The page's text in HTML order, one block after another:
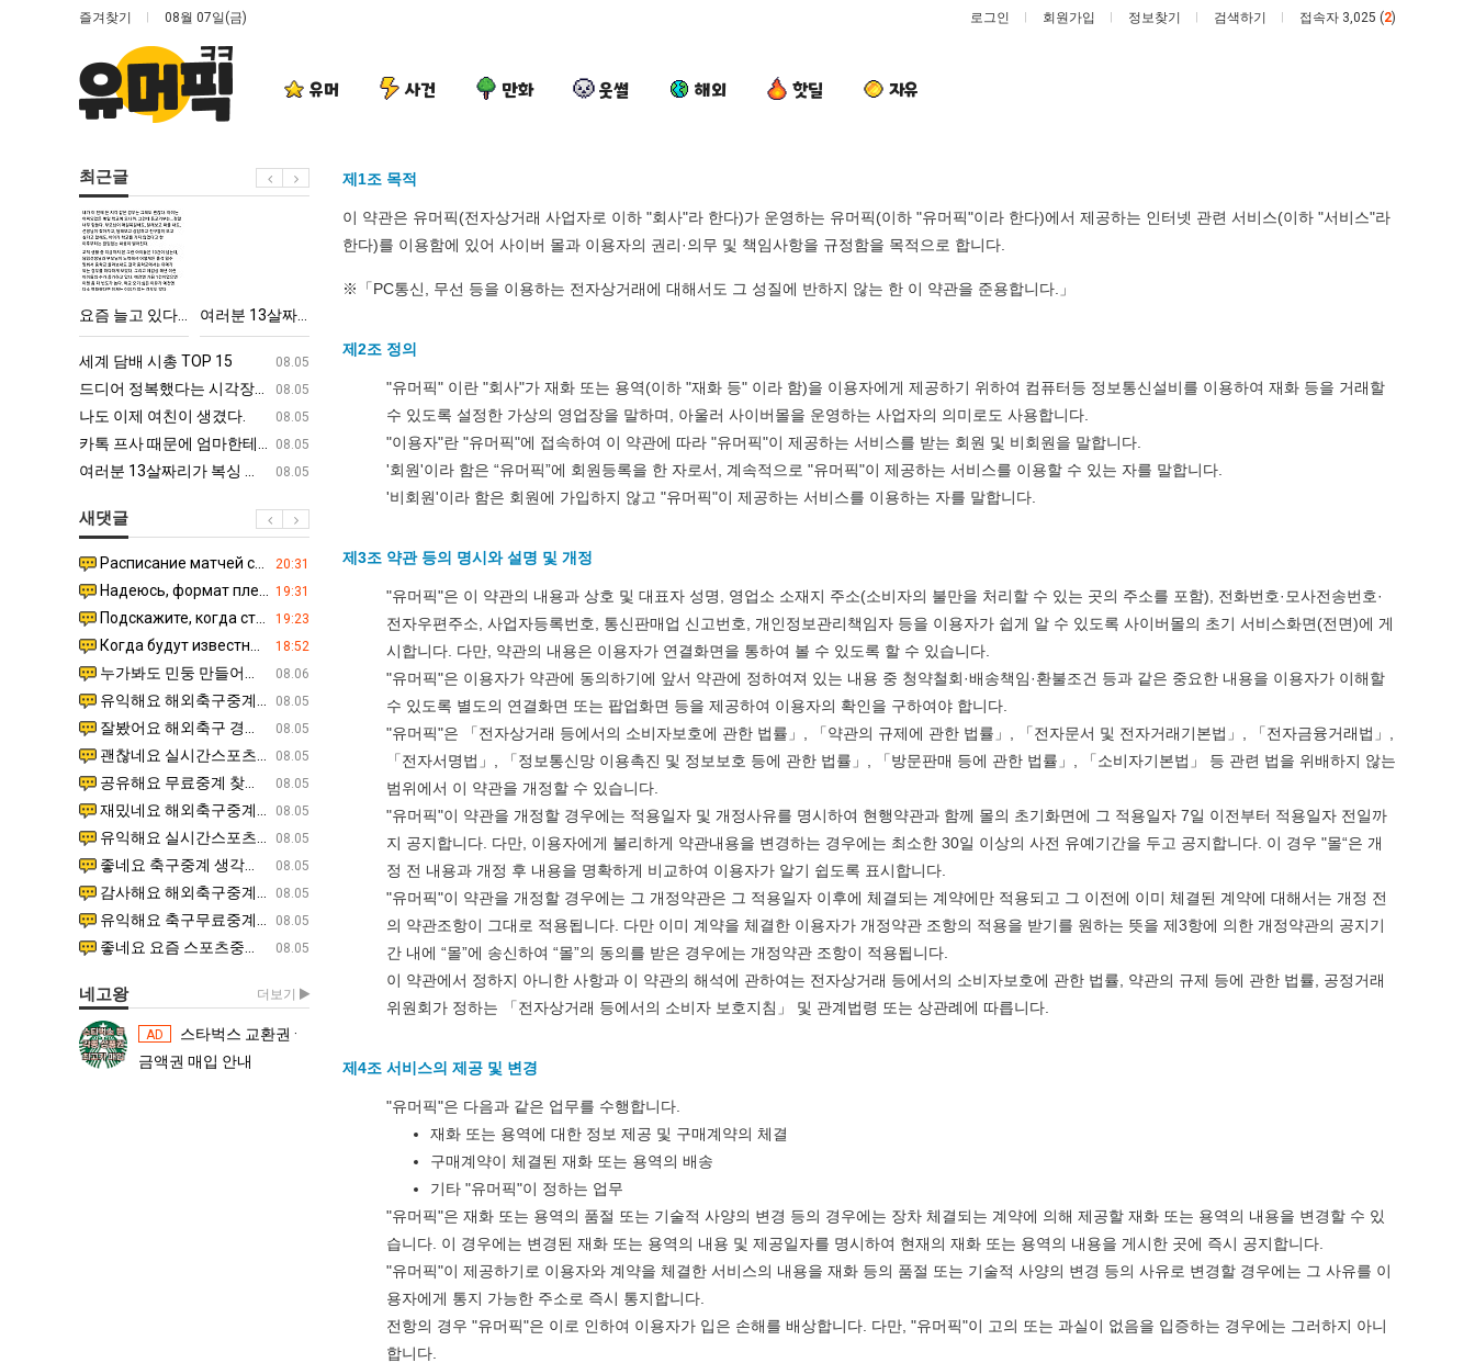
즐겨찾기 08월 07일(금) 로그인 회원가입 정보찾기 검색하기 접속자 3,025 (2)
유머 사건 만화 웃썰 해외 핫딜 자유
최근글
요
즘
늘
다
는
초
등
학
등
거
부.jpg
요즘 늘고 있다는 초등학생 등교거부.jpg
짜
리
가
복
싱
여러분 13살짜리가 복싱 좀 배웠다고 깝치는데 어떻게 할까요?
08.05
세계 담배 시총 TOP 15
08.05
드디어 정복했다는 시각장애 근황
08.05
나도 이제 여친이 생겼다.
08.05
카톡 프사 때문에 엄마한테 혼남;;
08.05
여러분 13살짜리가 복싱 좀 배웠다고 깝치는데 어떻게 할까요?
엄
마
꺄!
지
드
디
다
는
시
각
장
근
퇴사했다!!!!
08.05
서울 토박이 안재현 "왜 서울로 독립해?"
08.05
양산 기온 닷새째 40도 넘겨…‘최고기온 42도 가능성도’
08.05
이번에 아마존이 오픈ai에 75조 투자한 이유
08.05
백종원이 알려주는 가장 최악의 창업과정 .JPG
양
산
째
40
도
넘
겨…‘최
기
42
도
가
능
성
도’
카
톡
에
엄
마
한
테
08.05
외모때문에 인식 박살난 직업
08.05
요즘 늘고 있다는 초등학생 등교거부.jpg
08.05
엄마 요새는 꺄! 를 어떻게 쓰는지 알아?
08.05
요새 치고 올라오는 봉화군 SNS
요
즘
는
초
등
학
생
부.jpg
여
러
리
가
복
싱
좀
고
깝
치
는
데
어
떻
할
까
08.05
드디어 정복했다는 시각장애 근황
08.05
나도 이제 여친이 생겼다.
08.05
카톡 프사 때문에 엄마한테 혼남;;
08.05
여러분 13살짜리가 복싱 좀 배웠다고 깝치는데 어떻게 할까요?
엄
를
떻
게
아?
드
다
각
08.05
서울 토박이 안재현 "왜 서울로 독립해?"
이번에 아마존이 오픈ai에 75조 투자한 이유
백종원이 알려주는 가장 최악의 창업과정 .JPG
새댓글
20:31
Расписание матчей составлено крайне удобно для нашего часово…
19:31
Надеюсь, формат плей-офф не решат внезапно поменять. https:/…
19:23
Подскажите, когда стартуют продажи билетов на инт? https://g…
18:52
Когда будут известны абсолютно все команды из закрытых квали…
08.06
누가봐도 민둥 만들어서 탈북하는것들이나 뭔가 쳐들어오는 낌새를 미리 알아차리기 위함이지 저걸 전쟁준비라고 하…
08.05
유익해요 해외축구중계 링크 찾기 쉬워서 자주 와요. 참고로 무료스포츠중계 정보 확인할 때 출처 꼭 체크해요.…
08.05
잘봤어요 해외축구 경기 일정 한눈에 보기 좋아요. 덕분에 epl중계 볼 때 공식 중계 채널 먼저 찾아봐요. …
08.05
괜찮네요 실시간스포츠 정보 확인하기 좋아요. 그래도 epl중계 볼 때 공식 중계 채널 먼저 찾아봐요. 북마크…
08.05
공유해요 무료중계 찾을 때 여기가 제일 편해요. 그리고 무료스포츠중계 정보 확인할 때 출처 꼭 체크해요. 앞…
08.05
재밌네요 해외축구중계 링크 찾기 쉬워서 자주 와요. 그래서 해외축구중계도 정식 서비스로 봐야 안전해요. 다음…
08.05
유익해요 실시간스포츠 정보 확인하기 좋아요. 덕분에 스포츠중계는 합법적인 경로로만 시청하려 해요. 좋은 정보…
08.05
좋네요 축구중계 생각할 때 도움 되는 팁이 많네요. 그런데 해외축구중계도 정식 서비스로 봐야 안전해요. 다음…
08.05
감사해요 해외축구중계 링크 찾기 쉬워서 자주 와요. 어쨌든 축구무료중계도 합법적인 곳에서 봐야 마음 편해요.…
08.05
유익해요 축구무료중계 사이트 중에 여기가 최고예요. 참고로 축구무료중계도 합법적인 곳에서 봐야 마음 편해요.…
08.05
좋네요 요즘 스포츠중계 볼 때마다 이 사이트 먼저 들어와요. 그나저나 epl중계 볼 때 공식 중계 채널 먼저…
08.05
좋네요 해외축구중계 링크 찾기 쉬워서 자주 와요. 참고로 무료중계라도 저작권 지켜야죠. 계속 업데이트 부탁드…
08.05
감사해요 축구중계 생각할 때 도움 되는 팁이 많네요. 참고로 해외축구중계도 정식 서비스로 봐야 안전해요. 주…
08.05
좋네요 epl중계 일정 확인할 때 유용해요. 아무튼 축구중계 보면서 불법 사이트는 피해요. 다음 경기 때도 …
08.05
감사해요 무료중계 찾을 때 여기가 제일 편해요. 그래도 무료스포츠중계 정보 확인할 때 출처 꼭 체크해요. 주…
08.05
좋네요 해외축구중계 링크 찾기 쉬워서 자주 와요. 그런데 epl중계 볼 때 공식 중계 채널 먼저 찾아봐요. …
08.05
재밌네요 스포츠무료중계 정보 정리가 깔끔해요. 그리고 축구중계 보면서 불법 사이트는 피해요. 다음에도 여기 …
08.05
좋네요 무료스포츠중계 찾는데 시간 절약돼요. 아무튼 epl중계 볼 때 공식 중계 채널 먼저 찾아봐요. 앞으로…
08.05
공유해요 해외축구중계 링크 찾기 쉬워서 자주 와요. 아무튼 해외축구중계도 정식 서비스로 봐야 안전해요. 주변…
08.05
재밌네요 해외축구중계 링크 찾기 쉬워서 자주 와요. 아무튼 해외축구중계도 정식 서비스로 봐야 안전해요. 주변…
08.05
잘봤어요 epl중계 일정 확인할 때 유용해요. 그리고 스포츠무료중계 찾을 때 신뢰할 수 있는 곳만 이용해요.…
08.04
좋네요 해외축구중계 링크 찾기 쉬워서 자주 와요. 그나저나 실시간스포츠 볼 때 공식 채널 우선 확인해요. 다…
08.04
도움돼요 축구무료중계 사이트 중에 여기가 최고예요. 그래도 스포츠무료중계 찾을 때 신뢰할 수 있는 곳만 이용…
08.04
괜찮네요 실시간스포츠 정보 확인하기 좋아요. 덕분에 스포츠무료중계 찾을 때 신뢰할 수 있는 곳만 이용해요. …
08.04
괜찮네요 무료중계 찾을 때 여기가 제일 편해요. 그런데 해외축구 경기 볼 때 정식 스트리밍 서비스 이용해요.…
08.04
잘봤어요 해외축구 경기 일정 한눈에 보기 좋아요. 그런데 무료중계라도 저작권 지켜야죠. 앞으로도 자주 들를게…
08.04
좋네요 무료스포츠중계 찾는데 시간 절약돼요. 그래도 해외축구중계도 정식 서비스로 봐야 안전해요. 주변에도 추…
08.04
좋네요 요즘 스포츠중계 볼 때마다 이 사이트 먼저 들어와요. 참고로 해외축구중계도 정식 서비스로 봐야 안전해…
08.04
도움돼요 해외축구 경기 일정 한눈에 보기 좋아요. 그치만 해외축구중계도 정식 서비스로 봐야 안전해요. 좋은 …
08.04
재밌네요 축구중계 생각할 때 도움 되는 팁이 많네요. 그리고 해외축구 경기 볼 때 정식 스트리밍 서비스 이용…
08.04
좋네요 축구무료중계 사이트 중에 여기가 최고예요. 참고로 축구무료중계도 합법적인 곳에서 봐야 마음 편해요. …
08.04
재밌네요 요즘 스포츠중계 볼 때마다 이 사이트 먼저 들어와요. 그래도 축구무료중계도 합법적인 곳에서 봐야 마…
08.04
좋네요 epl중계 일정 확인할 때 유용해요. 그런데 무료스포츠중계 정보 확인할 때 출처 꼭 체크해요. 계속 …
공유해요 요즘 스포츠중계 볼 때마다 이 사이트 먼저 들어와요. 그런데 축구무료중계도 합법적인 곳에서 봐야 마…
08.04
공유해요 무료중계 찾을 때 여기가 제일 편해요. 참고로 무료스포츠중계 정보 확인할 때 출처 꼭 체크해요. 북…
08.04
좋네요 무료중계 찾을 때 여기가 제일 편해요. 그치만 축구무료중계도 합법적인 곳에서 봐야 마음 편해요. 앞으…
08.04
공유해요 epl중계 일정 확인할 때 유용해요. 그런데 epl중계 볼 때 공식 중계 채널 먼저 찾아봐요. 다음…
08.04
잘봤어요 epl중계 일정 확인할 때 유용해요. 그래서 해외축구중계도 정식 서비스로 봐야 안전해요. 북마크 해…
08.04
재밌네요 해외축구 경기 일정 한눈에 보기 좋아요. 그나저나 스포츠무료중계 찾을 때 신뢰할 수 있는 곳만 이용…
08.04
도움돼요 실시간스포츠 정보 확인하기 좋아요. 그래서 스포츠중계는 합법적인 경로로만 시청하려 해요. 앞으로도 …
07.30
헐 닮았네요...ㅋ
07.26
내 알빠가 아닌데 시간내서 가줘야하는 이유가?
옷을 벗어 던지면 된다
07.17
너무 슬프당...
19:31
Надеюсь, формат плей-офф не решат внезапно поменять. https:/…
19:23
Подскажите, когда стартуют продажи билетов на инт? https://g…
08.06
누가봐도 민둥 만들어서 탈북하는것들이나 뭔가 쳐들어오는 낌새를 미리 알아차리기 위함이지 저걸 전쟁준비라고 하…
08.05
잘봤어요 해외축구 경기 일정 한눈에 보기 좋아요. 덕분에 epl중계 볼 때 공식 중계 채널 먼저 찾아봐요. …
08.05
괜찮네요 실시간스포츠 정보 확인하기 좋아요. 그래도 epl중계 볼 때 공식 중계 채널 먼저 찾아봐요. 북마크…
08.05
재밌네요 해외축구중계 링크 찾기 쉬워서 자주 와요. 그래서 해외축구중계도 정식 서비스로 봐야 안전해요. 다음…
08.05
유익해요 실시간스포츠 정보 확인하기 좋아요. 덕분에 스포츠중계는 합법적인 경로로만 시청하려 해요. 좋은 정보…
08.05
감사해요 해외축구중계 링크 찾기 쉬워서 자주 와요. 어쨌든 축구무료중계도 합법적인 곳에서 봐야 마음 편해요.…
08.05
유익해요 축구무료중계 사이트 중에 여기가 최고예요. 참고로 축구무료중계도 합법적인 곳에서 봐야 마음 편해요.…
감사해요 축구중계 생각할 때 도움 되는 팁이 많네요. 참고로 해외축구중계도 정식 서
좋네요 epl중계 일정 확인할 때 유용해요. 아무튼 축구중계 보면서 불법 사이
좋네요 해외축구중계 링크 찾기 쉬워서 자주 와요. 그런데 epl중계 볼 때 공식 중
좋네요 무료스포츠중계 찾는데 시간 절약돼요. 아무튼 epl중계 볼 때 공식
공유해요 해외축구중계 링크 찾기 쉬워서 자주 와요. 아무튼 해외축구중계도
잘봤어요 epl중계 일정 확인할 때 유용해요. 그리고 스포츠무료중계 찾을 때
좋네요 해외축구중계 링크 찾기 쉬워서 자주 와요. 그나저나 실시간스포츠 볼 때 공
괜찮네요 실시간스포츠 정보 확인하기 좋아요. 덕분에 스포츠무료중계 찾을
괜찮네요 무료중계 찾을 때 여기가 제일 편해요. 그런데 해외축구 경기 볼 때 정식
네고왕 더보기
AD
금액권 매입 안내
금액권 매입 안내
제1조 목적
이 약관은 유머픽(전자상거래 사업자로 이하 "회사"라 한다)가 운영하는 유머픽(이하 "유머픽"이라 한다)에서 제공하는 인터넷 관련 서비스(이하 "서비스"라
한다)를 이용함에 있어 사이버 몰과 이용자의 권리·의무 및 책임사항을 규정함을 목적으로 합니다.
※「PC통신, 무선 등을 이용하는 전자상거래에 대해서도 그 성질에 반하지 않는 한 이 약관을 준용합니다.」
제2조 정의
"유머픽" 이란 "회사"가 재화 또는 용역(이하 "재화 등" 이라 함)을 이용자에게 제공하기 위하여 컴퓨터등 정보통신설비를 이용하여 재화 등을 거래할
수 있도록 설정한 가상의 영업장을 말하며, 아울러 사이버몰을 운영하는 사업자의 의미로도 사용합니다.
"이용자"란 "유머픽"에 접속하여 이 약관에 따라 "유머픽"이 제공하는 서비스를 받는 회원 및 비회원을 말합니다.
'회원'이라 함은 “유머픽”에 회원등록을 한 자로서, 계속적으로 "유머픽"이 제공하는 서비스를 이용할 수 있는 자를 말합니다.
'비회원'이라 함은 회원에 가입하지 않고 "유머픽"이 제공하는 서비스를 이용하는 자를 말합니다.
제3조 약관 등의 명시와 설명 및 개정
"유머픽"은 이 약관의 내용과 상호 및 대표자 성명, 영업소 소재지 주소(소비자의 불만을 처리할 수 있는 곳의 주소를 포함), 전화번호·모사전송번호·
전자우편주소, 사업자등록번호, 통신판매업 신고번호, 개인정보관리책임자 등을 이용자가 쉽게 알 수 있도록 사이버몰의 초기 서비스화면(전면)에 게
시합니다. 다만, 약관의 내용은 이용자가 연결화면을 통하여 볼 수 있도록 할 수 있습니다.
"유머픽"은 이용자가 약관에 동의하기에 앞서 약관에 정하여져 있는 내용 중 청약철회·배송책임·환불조건 등과 같은 중요한 내용을 이용자가 이해할
수 있도록 별도의 연결화면 또는 팝업화면 등을 제공하여 이용자의 확인을 구하여야 합니다.
"유머픽"은 「전자상거래 등에서의 소비자보호에 관한 법률」, 「약관의 규제에 관한 법률」, 「전자문서 및 전자거래기본법」, 「전자금융거래법」,
「전자서명법」, 「정보통신망 이용촉진 및 정보보호 등에 관한 법률」, 「방문판매 등에 관한 법률」, 「소비자기본법」 등 관련 법을 위배하지 않는
범위에서 이 약관을 개정할 수 있습니다.
"유머픽"이 약관을 개정할 경우에는 적용일자 및 개정사유를 명시하여 현행약관과 함께 몰의 초기화면에 그 적용일자 7일 이전부터 적용일자 전일까
지 공지합니다. 다만, 이용자에게 불리하게 약관내용을 변경하는 경우에는 최소한 30일 이상의 사전 유예기간을 두고 공지합니다. 이 경우 "몰“은 개
정 전 내용과 개정 후 내용을 명확하게 비교하여 이용자가 알기 쉽도록 표시합니다.
"유머픽"이 약관을 개정할 경우에는 그 개정약관은 그 적용일자 이후에 체결되는 계약에만 적용되고 그 이전에 이미 체결된 계약에 대해서는 개정 전
의 약관조항이 그대로 적용됩니다. 다만 이미 계약을 체결한 이용자가 개정약관 조항의 적용을 받기를 원하는 뜻을 제3항에 의한 개정약관의 공지기
간 내에 “몰”에 송신하여 “몰”의 동의를 받은 경우에는 개정약관 조항이 적용됩니다.
이 약관에서 정하지 아니한 사항과 이 약관의 해석에 관하여는 전자상거래 등에서의 소비자보호에 관한 법률, 약관의 규제 등에 관한 법률, 공정거래
위원회가 정하는 「전자상거래 등에서의 소비자 보호지침」 및 관계법령 또는 상관례에 따릅니다.
제4조 서비스의 제공 및 변경
"유머픽"은 다음과 같은 업무를 수행합니다.
재화 또는 용역에 대한 정보 제공 및 구매계약의 체결
구매계약이 체결된 재화 또는 용역의 배송
기타 "유머픽"이 정하는 업무
"유머픽"은 재화 또는 용역의 품절 또는 기술적 사양의 변경 등의 경우에는 장차 체결되는 계약에 의해 제공할 재화 또는 용역의 내용을 변경할 수 있
습니다. 이 경우에는 변경된 재화 또는 용역의 내용 및 제공일자를 명시하여 현재의 재화 또는 용역의 내용을 게시한 곳에 즉시 공지합니다.
"유머픽"이 제공하기로 이용자와 계약을 체결한 서비스의 내용을 재화 등의 품절 또는 기술적 사양의 변경 등의 사유로 변경할 경우에는 그 사유를 이
용자에게 통지 가능한 주소로 즉시 통지합니다.
전항의 경우 "유머픽"은 이로 인하여 이용자가 입은 손해를 배상합니다. 다만, "유머픽"이 고의 또는 과실이 없음을 입증하는 경우에는 그러하지 아니
합니다.